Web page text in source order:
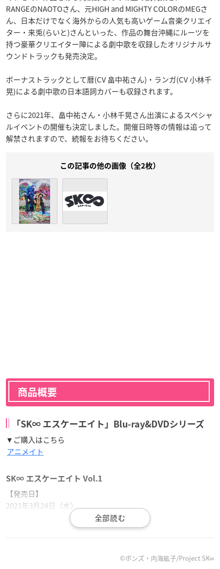
RANGEのNAOTOさん、元HIGH and MIGHTY COLORのMEGさ
ん、日本だけでなく海外からの人気も高いゲーム音楽クリエイ
ター・来兎(らいと)さんといった、作品の舞台沖縄にルーツを
持つ豪華クリエイター陣による劇中歌を収録したオリジナルサ
ウンドトラックも発売決定。
ボーナストラックとして暦(CV 畠中祐さん)・ランガ(CV 小林千
晃)による劇中歌の日本語詞カバーも収録されます。
さらに2021年、畠中祐さん・小林千晃さん出演によるスペシャ
ルイベントの開催も決定しました。開催日時等の情報は追って
解禁されますので、続報をお待ちください。
この記事の他の画像（全2枚）
商品概要
「SK∞ エスケーエイト」Blu-ray&DVDシリーズ
▼ご購入はこちら
アニメイト
SK∞ エスケーエイト Vol.1
【発売日】
2021年3月24日（水）
©ボンズ・内海紘子/Project SK∞